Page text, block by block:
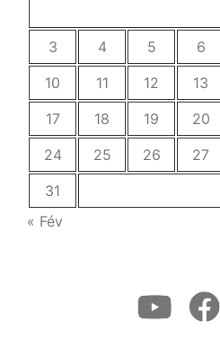
3
4 5 6
10
11 12 13
17
18 19 20
24
25 26 27
31
« Fév
Youtube